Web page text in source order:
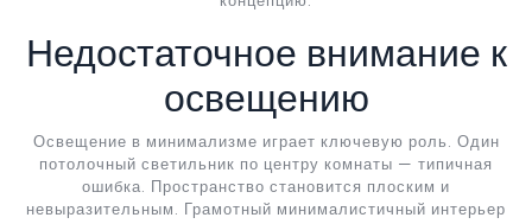
Недостаточное внимание к
освещению
Освещение в минимализме играет ключевую роль. Один
потолочный светильник по центру комнаты — типичная
ошибка. Пространство становится плоским и
невыразительным. Грамотный минималистичный интерьер